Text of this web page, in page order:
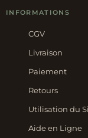
INFORMATIONS
CGV
Livraison
Paiement
Retours
Utilisation du
Aide en Ligne